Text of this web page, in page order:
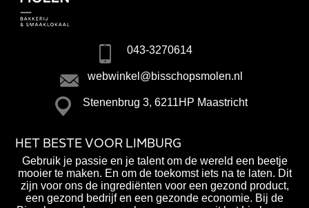
043-3270614
webwinkel@bisschopsmolen.nl
Stenenbrug 3, 6211HP Maastricht
HET BESTE VOOR LIMBURG
Gebruik je passie en je talent om de wereld een beetje
mooier te maken. En om de toekomst iets na te laten. Dit
zijn voor ons de ingrediënten voor een gezond product,
een gezond bedrijf en een gezonde economie. Bij de